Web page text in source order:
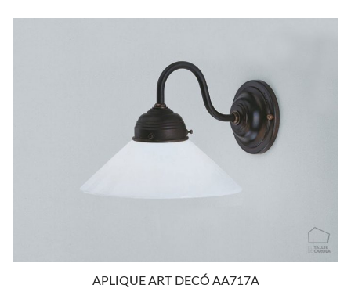
desde
126,22€
APLIQUE ART DECÓ AA717A